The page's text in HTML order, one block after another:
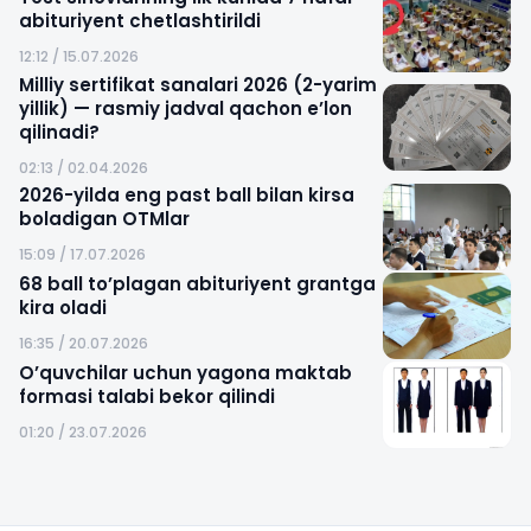
abituriyent chetlashtirildi
12:12 / 15.07.2026
Milliy sertifikat sanalari 2026 (2-yarim
yillik) — rasmiy jadval qachon e’lon
qilinadi?
02:13 / 02.04.2026
2026-yilda eng past ball bilan kirsa
boladigan OTMlar
15:09 / 17.07.2026
68 ball to’plagan abituriyent grantga
kira oladi
16:35 / 20.07.2026
O’quvchilar uchun yagona maktab
formasi talabi bekor qilindi
01:20 / 23.07.2026